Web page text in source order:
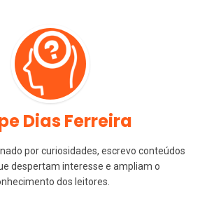
Dias Ferreira
por curiosidades, escrevo conteúdos
despertam interesse e ampliam o
dos leitores.